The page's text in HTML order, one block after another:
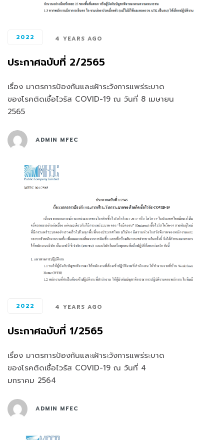
2022 4 YEARS AGO
ประกาศฉบับที่ 2/2565
เรื่อง มาตรการป้องกันและเฝ้าระวังการแพร่ระบาด
ของโรคติดเชื้อไวรัส COVID-19 ณ วันที่ 8 เมษายน
2565
ADMIN MFEC
2022 4 YEARS AGO
ประกาศฉบับที่ 1/2565
เรื่อง มาตรการป้องกันและเฝ้าระวังการแพร่ระบาด
ของโรคติดเชื้อไวรัส COVID-19 ณ วันที่ 4
มกราคม 2564
ADMIN MFEC